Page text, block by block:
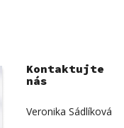
Kontaktujte
nás
Veronika Sádlíková